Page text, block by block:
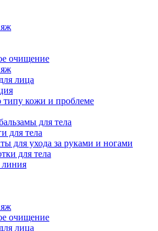
очищение
лица
типу кожи и проблеме
для тела
для тела
для ухода за руками и ногами
для тела
линия
очищение
лица